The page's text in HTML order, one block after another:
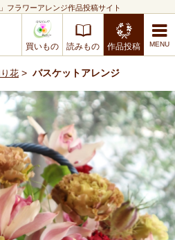
フラワーアレンジ作品投稿サイト
買いもの 読みもの 作品投稿
花 > バスケットアレンジ